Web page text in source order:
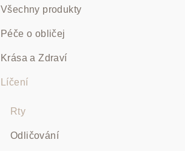
Všechny produkty
Péče o obličej
Krása a Zdraví
Líčení
Rty
Odličování